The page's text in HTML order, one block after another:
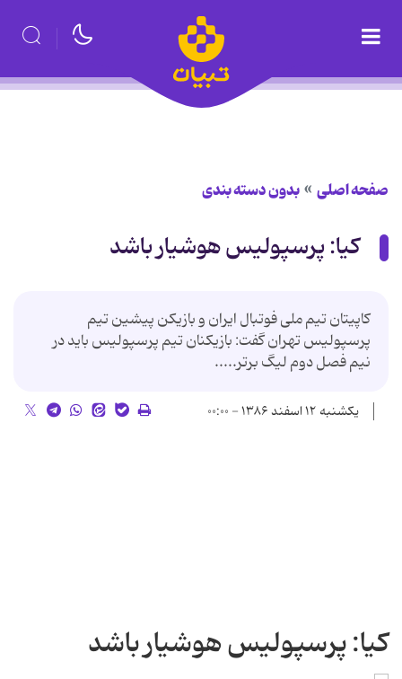
صفحه اصلی بدون دسته بندی
کیا: پرسپولیس هوشیار باشد
كاپیتان تیم ملی فوتبال ایران و بازیكن پیشین تیم
پرسپولیس تهران گفت: بازیكنان تیم پرسپولیس باید در
نیم فصل دوم لیگ برتر.....
یکشنبه ۱۲ اسفند ۱۳۸۶ - ۰۰:۰۰
کیا: پرسپولیس هوشیار باشد